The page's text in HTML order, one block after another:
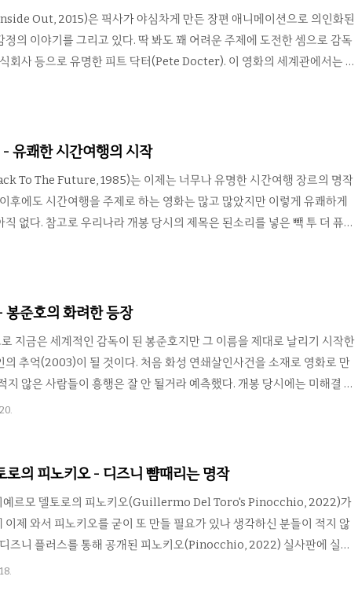
Out, 2015)은 픽사가 야심차게 만든 장편 애니메이션으로 의인화된
정의 이야기를 그리고 있다. 딱 봐도 꽤 어려운 주제에 도전한 셈으로 감독
회사 등으로 유명한 피트 닥터(Pete Docter). 이 영화의 세계관에서는 사
터 기쁨, 슬픔, 버럭, 까칠, 소심이라는 다섯가지 감정이 머릿속 감정 컨트롤
낯선 환경에 적응하기 힘들어한다. 그 와중에 라일리 머릿속 기쁨이와 슬
유쾌한 시간여행의 시작
To The Future, 1985)는 이제는 너무나 유명한 시간여행 장르의 명작
후에도 시간여행을 주제로 하는 영화는 많고 많았지만 이렇게 유쾌하게
없다. 참고로 우리나라 개봉 당시의 제목은 된소리를 넣은 빽 투 더 퓨처.
기타를 맡고 있는 마티 맥플라이는 평소에 친하게 지내던 에밋 브라운 박
다. 백 투 더 퓨처 시리즈가 인기있는 이유는 시간여행이 만들어내는 타임
봉준호의 화려한 등장
지금은 세계적인 감독이 된 봉준호지만 그 이름을 제대로 날리기 시작한
의 추억(2003)이 될 것이다. 처음 화성 연쇄살인사건을 소재로 영화로 만
지 않은 사람들이 흥행은 잘 안 될거라 예측했다. 개봉 당시에는 미해결 사
야기가 대중성이 없을 거라 믿었기 때문이었지만 뚜껑을 열어보니 정반대.
만 관객들에게 지루함을 허락하지 않는다. 암울할 수도 있는 소재임에도 틈
로의 피노키오 - 디즈니 뺨때리는 명작
예르모 델토로의 피노키오(Guillermo Del Toro's Pinocchio, 2022)가
이제 와서 피노키오를 굳이 또 만들 필요가 있나 생각하신 분들이 적지 않
즈니 플러스를 통해 공개된 피노키오(Pinocchio, 2022) 실사판에 실망
욱 그렇겠다. 그런데 이 작품을 보시면 생각이 달라질 것이다. 우선 어둡고